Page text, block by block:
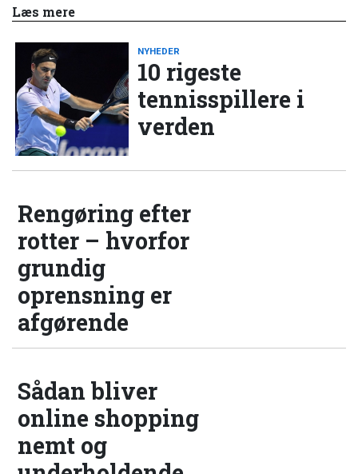
Læs mere
NYHEDER
10 rigeste
tennisspillere i
verden
Rengøring efter
rotter – hvorfor
grundig
oprensning er
afgørende
Sådan bliver
online shopping
nemt og